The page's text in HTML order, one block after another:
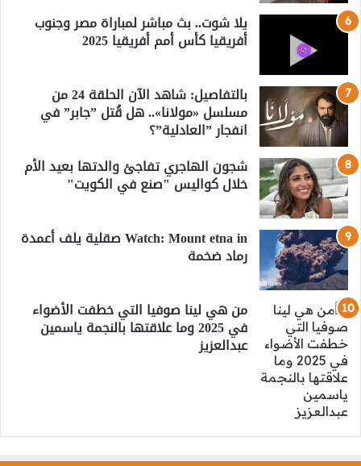
يلا شوت.. بث مباشر لمباراة مصر وجنوب
أفريقيا كأس أمم أفريقيا 2025
بالتفاصيل: شاهد الآن الحلقة 24 من
مسلسل «مولانا».. هل قُتل ”جابر” في
انفجار ”العادلية”؟
شجون الهاجري تفاجئ والدتها بعيد الأم
خلال كواليس "صنع في الكويت"
Watch: Mount etna in صقلية يلف أعمدة
رماد ضخمة
من هي لينا صوفيا التي خطفت الأضواء
في 2025 وما علاقتها بالنجمة ياسمين
عبدالعزيز